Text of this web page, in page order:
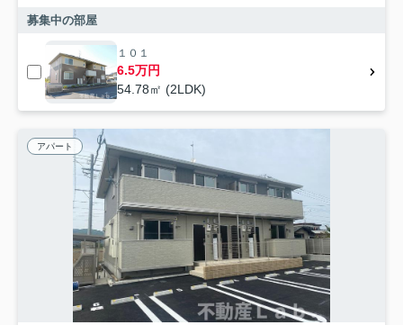
募集中の部屋
１０１
6.5万円
54.78㎡ (2LDK)
アパート